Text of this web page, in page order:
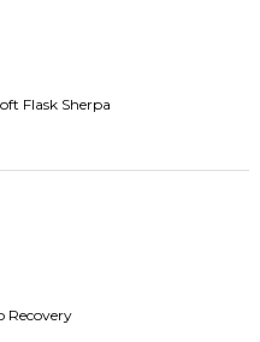
Flask Sherpa
Recovery